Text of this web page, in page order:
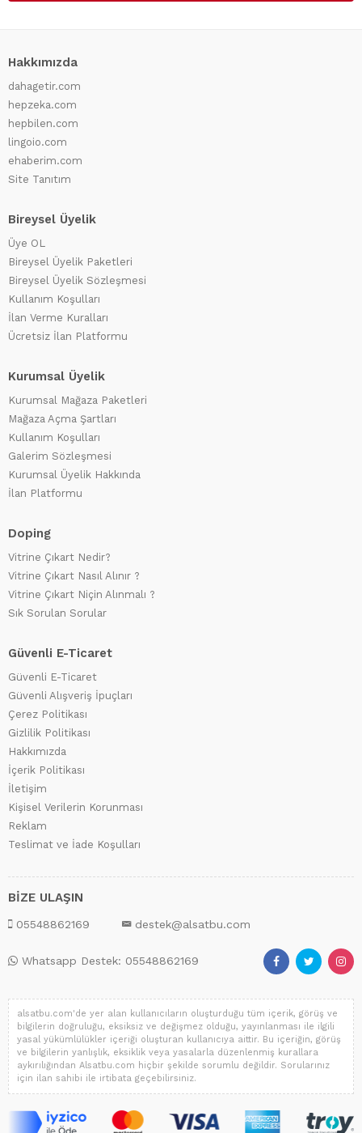
Hakkımızda
dahagetir.com
hepzeka.com
hepbilen.com
lingoio.com
ehaberim.com
Site Tanıtım
Bireysel Üyelik
Üye OL
Bireysel Üyelik Paketleri
Bireysel Üyelik Sözleşmesi
Kullanım Koşulları
İlan Verme Kuralları
Ücretsiz İlan Platformu
Kurumsal Üyelik
Kurumsal Mağaza Paketleri
Mağaza Açma Şartları
Kullanım Koşulları
Galerim Sözleşmesi
Kurumsal Üyelik Hakkında
İlan Platformu
Doping
Vitrine Çıkart Nedir?
Vitrine Çıkart Nasıl Alınır ?
Vitrine Çıkart Niçin Alınmalı ?
Sık Sorulan Sorular
Güvenli E-Ticaret
Güvenli E-Ticaret
Güvenli Alışveriş İpuçları
Çerez Politikası
Gizlilik Politikası
Hakkımızda
İçerik Politikası
İletişim
Kişisel Verilerin Korunması
Reklam
Teslimat ve İade Koşulları
BİZE ULAŞIN
05548862169 destek@alsatbu.com
Whatsapp Destek: 05548862169
alsatbu.com'de yer alan kullanıcıların oluşturduğu tüm içerik, görüş ve
bilgilerin doğruluğu, eksiksiz ve değişmez olduğu, yayınlanması ile ilgili
yasal yükümlülükler içeriği oluşturan kullanıcıya aittir. Bu içeriğin, görüş
ve bilgilerin yanlışlık, eksiklik veya yasalarla düzenlenmiş kurallara
aykırılığından Alsatbu.com hiçbir şekilde sorumlu değildir. Sorularınız
için ilan sahibi ile irtibata geçebilirsiniz.